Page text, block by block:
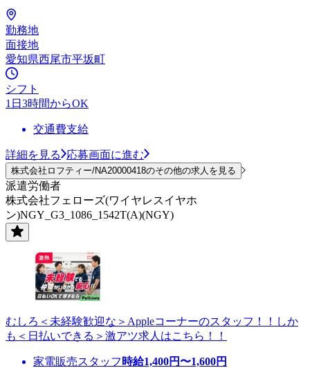
勤務地
面接地
愛知県西尾市平坂町
シフト
1日3時間からOK
交通費支給
詳細を見る 応募画面に進む
株式会社ロフティー/NA20000418のその他の求人を見る
派遣労働者
株式会社フェローズ(ワイヤレスイヤホ
ン)NGY_G3_1086_1542T(A)(NGY)
むしろ＜未経験歓迎な＞Appleコーナーのスタッフ！！しか
も＜日払いできる＞激アツ求人はこちら！！
家電販売スタッフ 時給1,400円〜1,600円